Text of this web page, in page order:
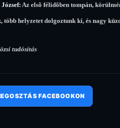
Az elsõ félidõben tompán,
több helyzetet dolgoztunk ki, és nagy
tudósítás
FACEBOOKON